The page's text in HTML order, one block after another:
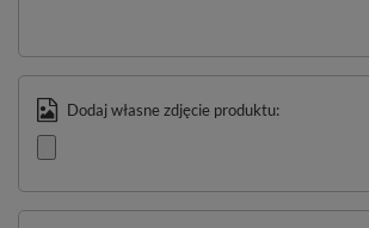
Dodaj własne zdjęcie produktu: